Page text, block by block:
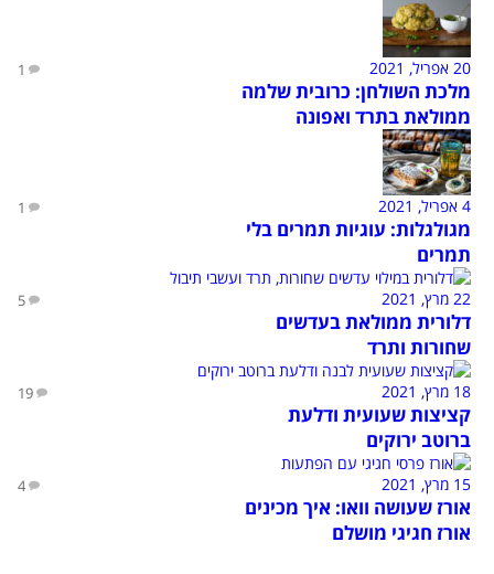
20 אפריל, 2021 1
מלכת השולחן: כרובית שלמה
ממולאת בתרד ואפונה
4 אפריל, 2021 1
מגולגלות: עוגיות תמרים בלי
תמרים
22 מרץ, 2021 5
דלורית ממולאת בעדשים
שחורות ותרד
18 מרץ, 2021 19
קציצות שעועית ודלעת
ברוטב ירוקים
15 מרץ, 2021 4
אורז שעושה וואו: איך מכינים
אורז חגיגי מושלם